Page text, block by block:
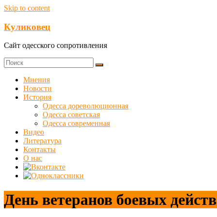
Skip to content
Куликовец
Сайт одесского сопротивления
Мнения
Новости
История
Одесса дореволюционная
Одесса советская
Одесса современная
Видео
Литература
Контакты
О нас
День ветеранов боевых